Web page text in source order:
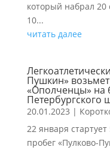
который набрал 20
10...
читать далее
Пушкин»
«Ополченцы» на
Петербургского
20.01.2023 |
22 января
пробег «Пулково-